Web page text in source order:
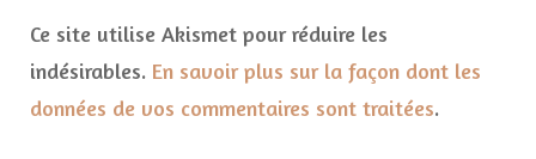
Ce site utilise Akismet pour réduire les
indésirables. En savoir plus sur la façon dont les
données de vos commentaires sont traitées.